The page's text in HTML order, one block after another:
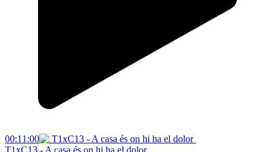
00:11:00
T1xC13 - A casa és on hi ha el dolor